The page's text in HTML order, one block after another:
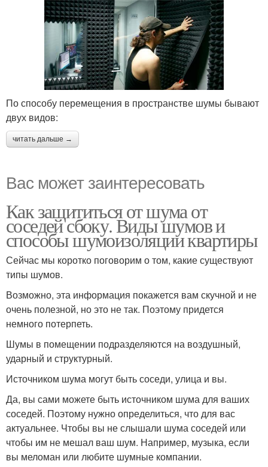
По способу перемещения в пространстве шумы бывают
двух видов:
читать дальше →
Вас может заинтересовать
Как защититься от шума от
соседей сбоку. Виды шумов и
способы шумоизоляции квартиры
Сейчас мы коротко поговорим о том, какие существуют
типы шумов.
Возможно, эта информация покажется вам скучной и не
очень полезной, но это не так. Поэтому придется
немного потерпеть.
Шумы в помещении подразделяются на воздушный,
ударный и структурный.
Источником шума могут быть соседи, улица и вы.
Да, вы сами можете быть источником шума для ваших
соседей. Поэтому нужно определиться, что для вас
актуальнее. Чтобы вы не слышали шума соседей или
чтобы им не мешал ваш шум. Например, музыка, если
вы меломан или любите шумные компании.